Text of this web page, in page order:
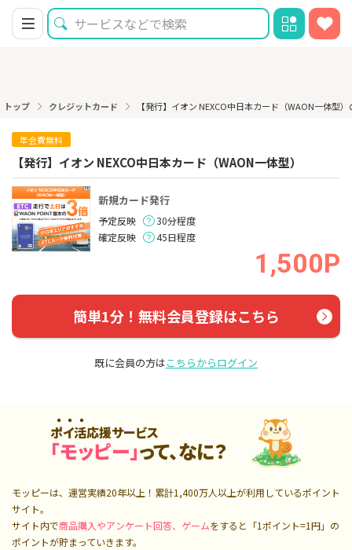
トップ クレジットカード 【発行】イオン NEXCO中日本カード（WAON一体型
年会費無料
【発行】イオン NEXCO中日本カード（WAON一体型）
新規カード発行
予定反映
30分程度
確定反映
45日程度
1,500P
簡単1分！無料会員登録はこちら
既に会員の方はこちらからログイン
ポイ活応援サービス
「モッピー」って、なに？
モッピーは、運営実績20年以上！累計1,400万人以上が利用しているポイント
サイト。
サイト内で商品購入やアンケート回答、ゲームをすると「1ポイント=1円」の
ポイントが貯まっていきます。